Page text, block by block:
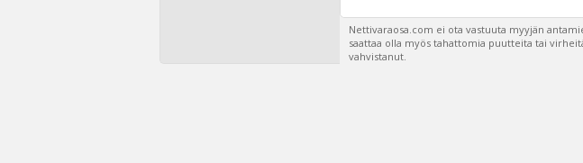
Nettivaraosa.com ei ota vastuuta myyjän
saattaa olla myös tahattomia puutteita tai
vahvistanut.